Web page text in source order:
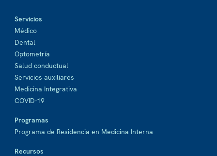
Servicios
Médico
Dental
Optometría
Salud conductual
Servicios auxiliares
Medicina Integrativa
COVID-19
Programas
Programa de Residencia en Medicina Interna
Recursos